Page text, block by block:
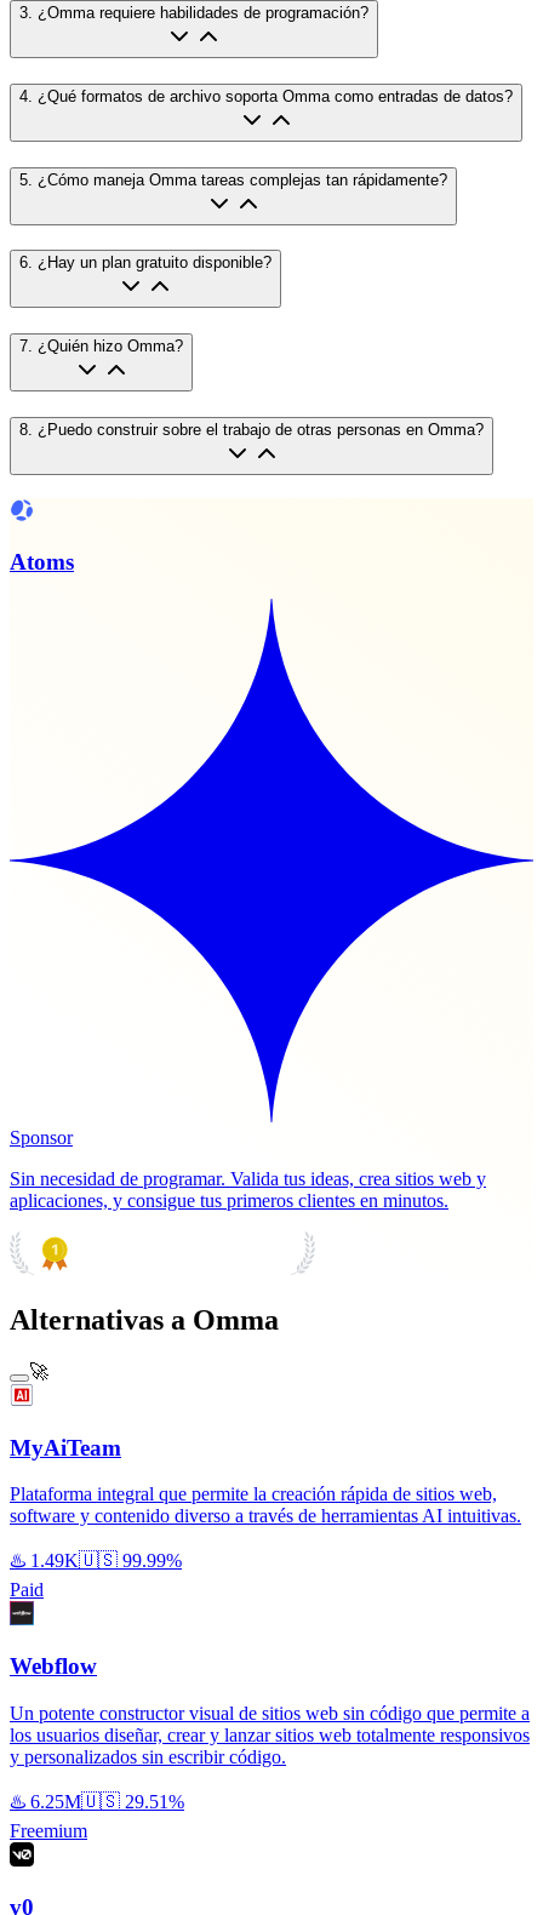
3. ¿Omma requiere habilidades de programación?
4 ¿Qué formatos de archivo soporta Omma como entradas de datos?
5 ¿Cómo maneja Omma tareas complejas tan rápidamente?
6. ¿Hay un plan gratuito disponible?
7. ¿Quién hizo Omma?
8 ¿Puedo construir sobre el trabajo de otras personas en Omma?
Atoms
Sponsor
Sin necesidad de programar. Valida tus ideas, crea sitios web y
aplicaciones, y consigue tus primeros clientes en minutos.
Alternativas a Omma
🚀
MyAiTeam
Plataforma integral que permite la creación rápida de sitios web,
software y contenido diverso a través de herramientas AI intuitivas.
♨️ 1.49K🇺🇸 99.99%
Paid
Webflow
Un potente constructor visual de sitios web sin código que permite a
los usuarios diseñar, crear y lanzar sitios web totalmente responsivos
y personalizados sin escribir código.
♨️ 6.25M🇺🇸 29.51%
Freemium
v0